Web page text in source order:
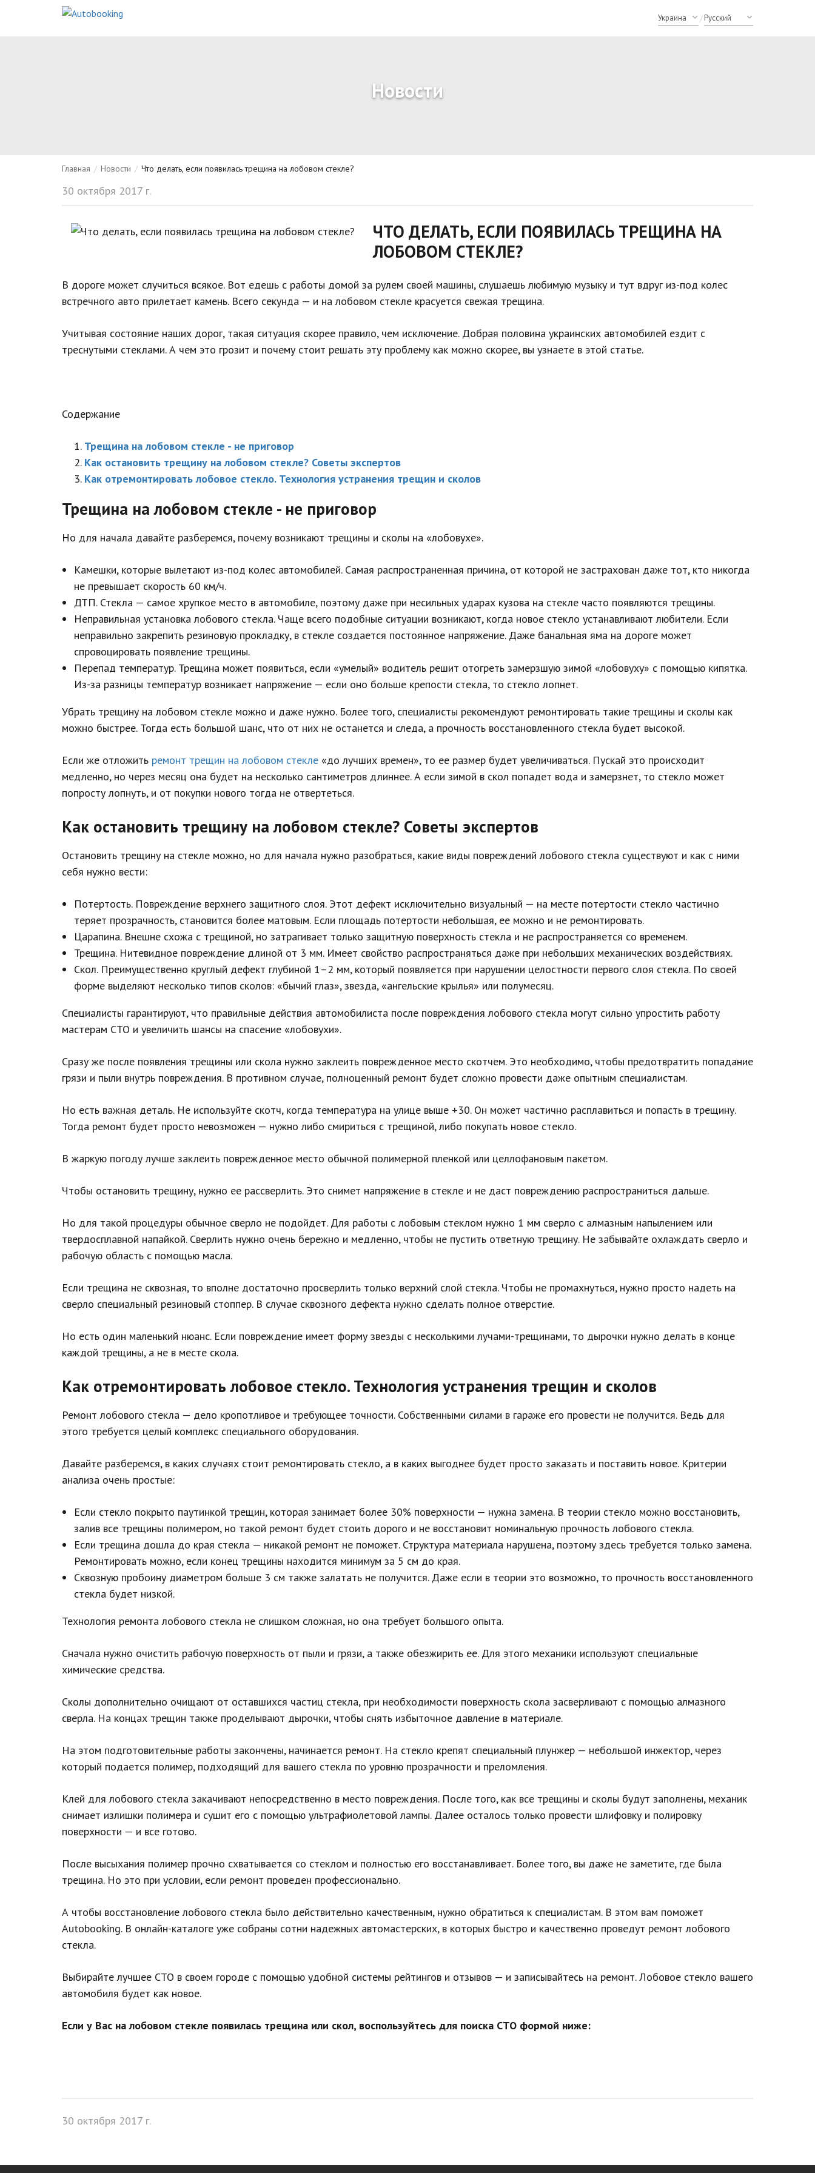
/
Новости
Главная / Новости / Что делать, если появилась трещина на лобовом стекле?
30 октября 2017 г.
ЧТО ДЕЛАТЬ, ЕСЛИ ПОЯВИЛАСЬ ТРЕЩИНА НА
ЛОБОВОМ СТЕКЛЕ?
В дороге может случиться всякое. Вот едешь с работы домой за рулем своей машины, слушаешь любимую музыку и тут вдруг из-под колес
встречного авто прилетает камень. Всего секунда — и на лобовом стекле красуется свежая трещина.
Учитывая состояние наших дорог, такая ситуация скорее правило, чем исключение. Добрая половина украинских автомобилей ездит с
треснутыми стеклами. А чем это грозит и почему стоит решать эту проблему как можно скорее, вы узнаете в этой статье.
Содержание
Трещина на лобовом стекле - не приговор
Как остановить трещину на лобовом стекле? Советы экспертов
Как отремонтировать лобовое стекло. Технология устранения трещин и сколов
Трещина на лобовом стекле - не приговор
Но для начала давайте разберемся, почему возникают трещины и сколы на «лобовухе».
Камешки, которые вылетают из-под колес автомобилей. Самая распространенная причина, от которой не застрахован даже тот, кто никогда
не превышает скорость 60 км/ч.
ДТП. Стекла — самое хрупкое место в автомобиле, поэтому даже при несильных ударах кузова на стекле часто появляются трещины.
Неправильная установка лобового стекла. Чаще всего подобные ситуации возникают, когда новое стекло устанавливают любители. Если
неправильно закрепить резиновую прокладку, в стекле создается постоянное напряжение. Даже банальная яма на дороге может
спровоцировать появление трещины.
Перепад температур. Трещина может появиться, если «умелый» водитель решит отогреть замерзшую зимой «лобовуху» с помощью кипятка.
Из-за разницы температур возникает напряжение — если оно больше крепости стекла, то стекло лопнет.
Убрать трещину на лобовом стекле можно и даже нужно. Более того, специалисты рекомендуют ремонтировать такие трещины и сколы как
можно быстрее. Тогда есть большой шанс, что от них не останется и следа, а прочность восстановленного стекла будет высокой.
Если же отложить ремонт трещин на лобовом стекле «до лучших времен», то ее размер будет увеличиваться. Пускай это происходит
медленно, но через месяц она будет на несколько сантиметров длиннее. А если зимой в скол попадет вода и замерзнет, то стекло может
попросту лопнуть, и от покупки нового тогда не отвертеться.
Как остановить трещину на лобовом стекле? Советы экспертов
Остановить трещину на стекле можно, но для начала нужно разобраться, какие виды повреждений лобового стекла существуют и как с ними
себя нужно вести:
Потертость. Повреждение верхнего защитного слоя. Этот дефект исключительно визуальный — на месте потертости стекло частично
теряет прозрачность, становится более матовым. Если площадь потертости небольшая, ее можно и не ремонтировать.
Царапина. Внешне схожа с трещиной, но затрагивает только защитную поверхность стекла и не распространяется со временем.
Трещина. Нитевидное повреждение длиной от 3 мм. Имеет свойство распространяться даже при небольших механических воздействиях.
Скол. Преимущественно круглый дефект глубиной 1–2 мм, который появляется при нарушении целостности первого слоя стекла. По своей
форме выделяют несколько типов сколов: «бычий глаз», звезда, «ангельские крылья» или полумесяц.
Специалисты гарантируют, что правильные действия автомобилиста после повреждения лобового стекла могут сильно упростить работу
мастерам СТО и увеличить шансы на спасение «лобовухи».
Сразу же после появления трещины или скола нужно заклеить поврежденное место скотчем. Это необходимо, чтобы предотвратить попадание
грязи и пыли внутрь повреждения. В противном случае, полноценный ремонт будет сложно провести даже опытным специалистам.
Но есть важная деталь. Не используйте скотч, когда температура на улице выше +30. Он может частично расплавиться и попасть в трещину.
Тогда ремонт будет просто невозможен — нужно либо смириться с трещиной, либо покупать новое стекло.
В жаркую погоду лучше заклеить поврежденное место обычной полимерной пленкой или целлофановым пакетом.
Чтобы остановить трещину, нужно ее рассверлить. Это снимет напряжение в стекле и не даст повреждению распространиться дальше.
Но для такой процедуры обычное сверло не подойдет. Для работы с лобовым стеклом нужно 1 мм сверло с алмазным напылением или
твердосплавной напайкой. Сверлить нужно очень бережно и медленно, чтобы не пустить ответную трещину. Не забывайте охлаждать сверло и
рабочую область с помощью масла.
Если трещина не сквозная, то вполне достаточно просверлить только верхний слой стекла. Чтобы не промахнуться, нужно просто надеть на
сверло специальный резиновый стоппер. В случае сквозного дефекта нужно сделать полное отверстие.
Но есть один маленький нюанс. Если повреждение имеет форму звезды с несколькими лучами-трещинами, то дырочки нужно делать в конце
каждой трещины, а не в месте скола.
Как отремонтировать лобовое стекло. Технология устранения трещин и сколов
Ремонт лобового стекла — дело кропотливое и требующее точности. Собственными силами в гараже его провести не получится. Ведь для
этого требуется целый комплекс специального оборудования.
Давайте разберемся, в каких случаях стоит ремонтировать стекло, а в каких выгоднее будет просто заказать и поставить новое. Критерии
анализа очень простые:
Если стекло покрыто паутинкой трещин, которая занимает более 30% поверхности — нужна замена. В теории стекло можно восстановить,
залив все трещины полимером, но такой ремонт будет стоить дорого и не восстановит номинальную прочность лобового стекла.
Если трещина дошла до края стекла — никакой ремонт не поможет. Структура материала нарушена, поэтому здесь требуется только замена.
Ремонтировать можно, если конец трещины находится минимум за 5 см до края.
Сквозную пробоину диаметром больше 3 см также залатать не получится. Даже если в теории это возможно, то прочность восстановленного
стекла будет низкой.
Технология ремонта лобового стекла не слишком сложная, но она требует большого опыта.
Сначала нужно очистить рабочую поверхность от пыли и грязи, а также обезжирить ее. Для этого механики используют специальные
химические средства.
Сколы дополнительно очищают от оставшихся частиц стекла, при необходимости поверхность скола засверливают с помощью алмазного
сверла. На концах трещин также проделывают дырочки, чтобы снять избыточное давление в материале.
На этом подготовительные работы закончены, начинается ремонт. На стекло крепят специальный плунжер — небольшой инжектор, через
который подается полимер, подходящий для вашего стекла по уровню прозрачности и преломления.
Клей для лобового стекла закачивают непосредственно в место повреждения. После того, как все трещины и сколы будут заполнены, механик
снимает излишки полимера и сушит его с помощью ультрафиолетовой лампы. Далее осталось только провести шлифовку и полировку
поверхности — и все готово.
После высыхания полимер прочно схватывается со стеклом и полностью его восстанавливает. Более того, вы даже не заметите, где была
трещина. Но это при условии, если ремонт проведен профессионально.
А чтобы восстановление лобового стекла было действительно качественным, нужно обратиться к специалистам. В этом вам поможет
Autobooking. В онлайн-каталоге уже собраны сотни надежных автомастерских, в которых быстро и качественно проведут ремонт лобового
стекла.
Выбирайте лучшее СТО в своем городе с помощью удобной системы рейтингов и отзывов — и записывайтесь на ремонт. Лобовое стекло вашего
автомобиля будет как новое.
Если у Вас на лобовом стекле появилась трещина или скол, воспользуйтесь для поиска СТО формой ниже:
30 октября 2017 г.